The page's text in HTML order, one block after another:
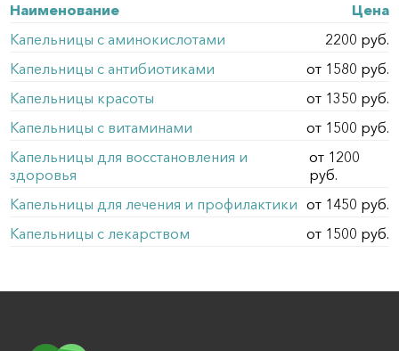
Наименование
Цена
Капельницы с аминокислотами
2200 руб.
Капельницы с антибиотиками
от 1580 руб.
Капельницы красоты
от 1350 руб.
Капельницы с витаминами
от 1500 руб.
Капельницы для восстановления и
здоровья
от 1200
руб.
Капельницы для лечения и профилактики от 1450 руб.
Капельницы с лекарством
от 1500 руб.